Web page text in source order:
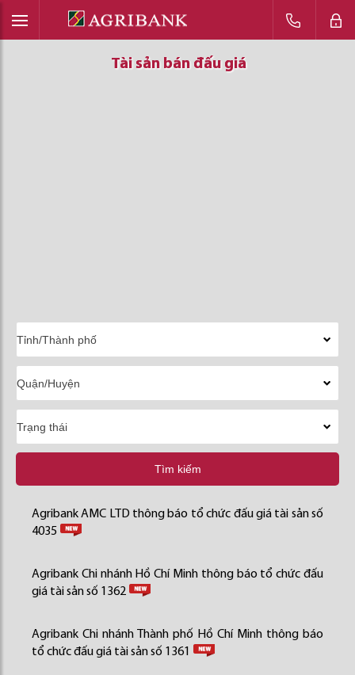
Tài sản bán đấu giá
Tài sản bán đấu giá
Tài sản bán đấu giá
Tìm kiếm
Agribank AMC LTD thông báo tổ chức đấu giá tài sản số
4035
Agribank Chi nhánh Hồ Chí Minh thông báo tổ chức đấu
giá tài sản số 1362
Agribank Chi nhánh Thành phố Hồ Chí Minh thông báo
tổ chức đấu giá tài sản số 1361